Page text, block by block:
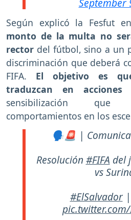
September
Según explicó la Fesfut
monto de la multa no
rector del fútbol, sino a un
discriminación que deberá
FIFA. El objetivo es
traduzcan en acciones
sensibilización que
comportamientos en los
🗣🚨 |
Resolución #FIFA del
vs
#ElSalvador|
pic.twitter.com/